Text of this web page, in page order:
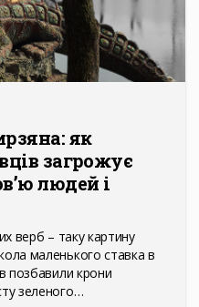
як
загрожує
людей і
верб – таку картину
маленького ставка в
позбавили крони
зеленого…